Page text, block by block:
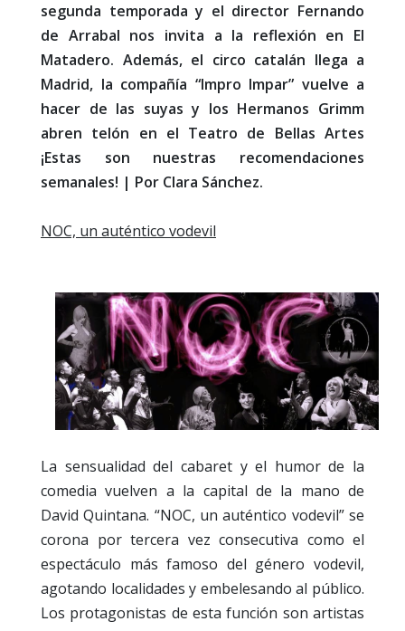
segunda temporada y el director Fernando
de Arrabal nos invita a la reflexión en El
Matadero. Además, el circo catalán llega a
Madrid, la compañía “Impro Impar” vuelve a
hacer de las suyas y los Hermanos Grimm
abren telón en el Teatro de Bellas Artes
¡Estas son nuestras recomendaciones
semanales! | Por Clara Sánchez.
NOC, un auténtico vodevil
La sensualidad del cabaret y el humor de la
comedia vuelven a la capital de la mano de
David Quintana. “NOC, un auténtico vodevil” se
corona por tercera vez consecutiva como el
espectáculo más famoso del género vodevil,
agotando localidades y embelesando al público.
Los protagonistas de esta función son artistas